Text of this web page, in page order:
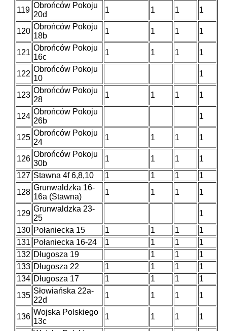
119
Obrońców Pokoju
20d
1 1 1 1
120
Obrońców Pokoju
18b
1 1 1 1
121
Obrońców Pokoju
16c
1 1 1 1
122
Obrońców Pokoju
10
1
123
Obrońców Pokoju
28
1 1 1 1
124
Obrońców Pokoju
26b
1
125
Obrońców Pokoju
24
1 1 1 1
126
Obrońców Pokoju
30b
1 1 1
1
127 Stawna 4f 6,8,10 1 1 1
1
128
Grunwaldzka 16-
16a (Stawna)
1 1 1 1
129
Grunwaldzka 23-
25
1
130 Połaniecka 15 1 1 1
1
131 Połaniecka 16-24 1 1 1
1
132 Długosza 19 1 1
1
133 Długosza 22 1 1 1
1
134 Długosza 17 1 1 1
1
135
Słowiańska 22a-
22d
1 1 1 1
136
Wojska Polskiego
13c
1 1 1
1